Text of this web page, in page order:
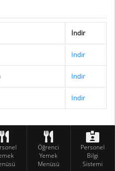
İndir
İndir
İndir
İndir
Öğrenci
Yemek
Menüsü
Personel
Bilgi
Sistemi